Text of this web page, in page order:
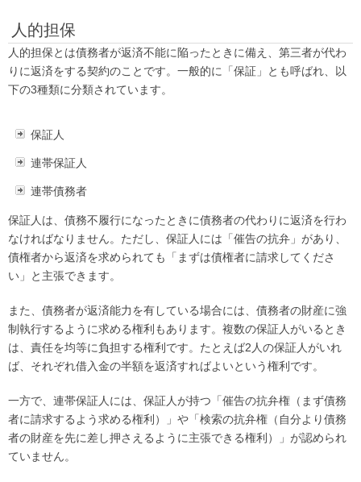
人的担保
人的担保とは債務者が返済不能に陥ったときに備え、第三者が代わ
りに返済をする契約のことです。一般的に「保証」とも呼ばれ、以
下の3種類に分類されています。
保証人
連帯保証人
連帯債務者
保証人は、債務不履行になったときに債務者の代わりに返済を行わ
なければなりません。ただし、保証人には「催告の抗弁」があり、
債権者から返済を求められても「まずは債権者に請求してくださ
い」と主張できます。
また、債務者が返済能力を有している場合には、債務者の財産に強
制執行するように求める権利もあります。複数の保証人がいるとき
は、責任を均等に負担する権利です。たとえば2人の保証人がいれ
ば、それぞれ借入金の半額を返済すればよいという権利です。
一方で、連帯保証人には、保証人が持つ「催告の抗弁権（まず債務
者に請求するよう求める権利）」や「検索の抗弁権（自分より債務
者の財産を先に差し押さえるように主張できる権利）」が認められ
ていません。